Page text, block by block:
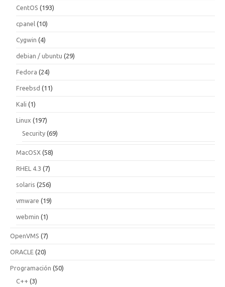
CentOS (193)
cpanel (10)
Cygwin (4)
debian / ubuntu (29)
Fedora (24)
Freebsd (11)
Kali (1)
Linux (197)
Security (69)
MacOSX (58)
RHEL 4.3 (7)
solaris (256)
vmware (19)
webmin (1)
OpenVMS (7)
ORACLE (20)
Programación (50)
C++ (3)